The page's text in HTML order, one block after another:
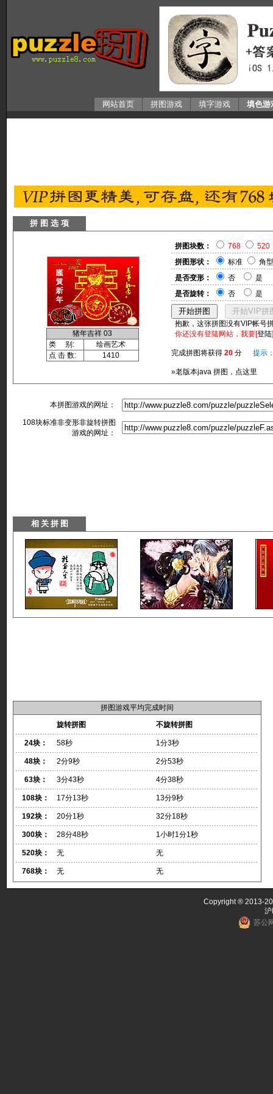
网站首页 拼图游戏 填字游戏 填色游
拼 图 选 项
猪年吉祥 03
类 别:
绘画艺术
点 击 数:
1410
拼图块数： 768
520
拼图形状：
标准
角型
是否变形：
否
是
是否旋转：
否 是
抱歉，这张拼图没有VIP帐号
你还没有登陆网站，我要[登陆
完成拼图将获得 20 分 提示
»老版本java 拼图，点这里
本拼图游戏的网址：
108块标准非变形非旋转拼图
游戏的网址：
拼图游戏平均完成时间
旋转拼图
不旋转拼图
24块： 58秒 1分3秒
48块： 2分9秒 2分53秒
63块： 3分43秒 4分38秒
108块： 17分13秒 13分9秒
192块： 20分1秒 32分18秒
300块： 28分48秒 1小时1分1秒
520块： 无 无
768块： 无 无
Copyright ® 2013-
苏公